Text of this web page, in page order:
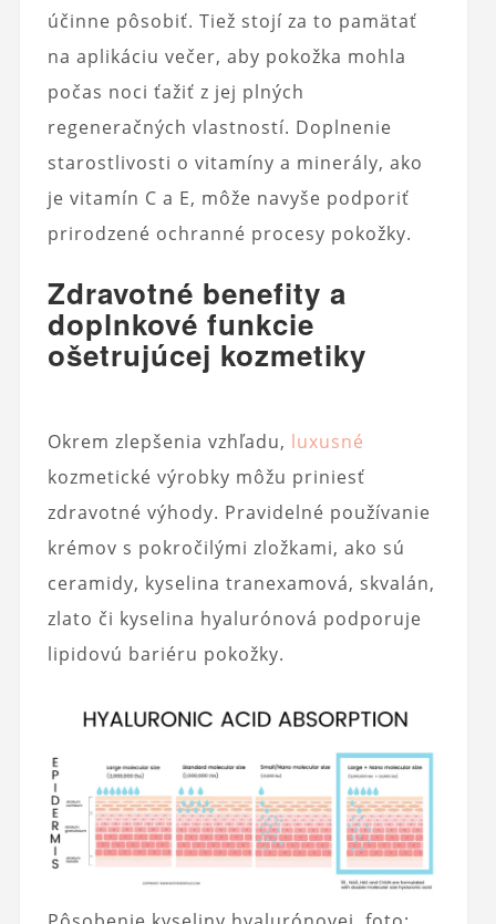
účinne pôsobiť. Tiež stojí za to pamätať
na aplikáciu večer, aby pokožka mohla
počas noci ťažiť z jej plných
regeneračných vlastností. Doplnenie
starostlivosti o vitamíny a minerály, ako
je vitamín C a E, môže navyše podporiť
prirodzené ochranné procesy pokožky.
Zdravotné benefity a
doplnkové funkcie
ošetrujúcej kozmetiky
Okrem zlepšenia vzhľadu, luxusné
kozmetické výrobky môžu priniesť
zdravotné výhody. Pravidelné používanie
krémov s pokročilými zložkami, ako sú
ceramidy, kyselina tranexamová, skvalán,
zlato či kyselina hyalurónová podporuje
lipidovú bariéru pokožky.